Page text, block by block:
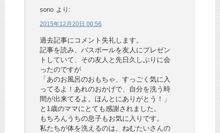
sono より:
2015年12月20日 00:56
過去記事にコメント失礼します。
記事を読み、バスボールを友人にプレゼン
トしていて、その友人と先日久しぶりに会
ったのですが
「あのお風呂のおもちゃ、すっごく気に入
ってるよ！あれのおかげで、自分を洗う時
間が出来てるよ。ほんとにありがとう！」
と1歳のママにとても感謝されました。
もちろんうちの息子もお気に入りです。
私たちが体を洗えるのは、ねむたいさんの